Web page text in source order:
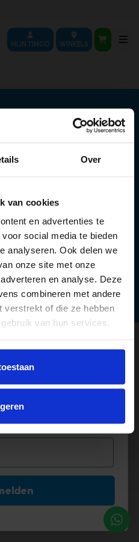
Over
van cookies
en advertenties te
social media te bieden
analyseren. Ook delen we
onze site met onze
en analyse. Deze
combineren met andere
verstrekt of die ze hebben
van hun services.
MIJN TIMCO WINKELS
🤩
onze mail!